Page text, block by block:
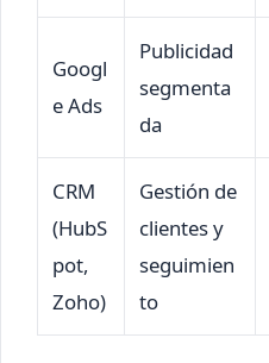
Googl
e Ads
Publicidad
segmenta
da
CRM
(HubS
pot,
Zoho)
Gestión de
clientes y
seguimien
to